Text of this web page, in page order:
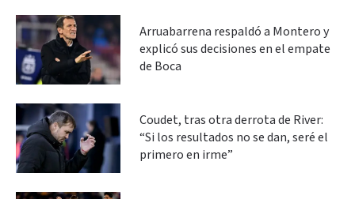
Arruabarrena respaldó a Montero y
explicó sus decisiones en el empate
de Boca
Coudet, tras otra derrota de River:
“Si los resultados no se dan, seré el
primero en irme”